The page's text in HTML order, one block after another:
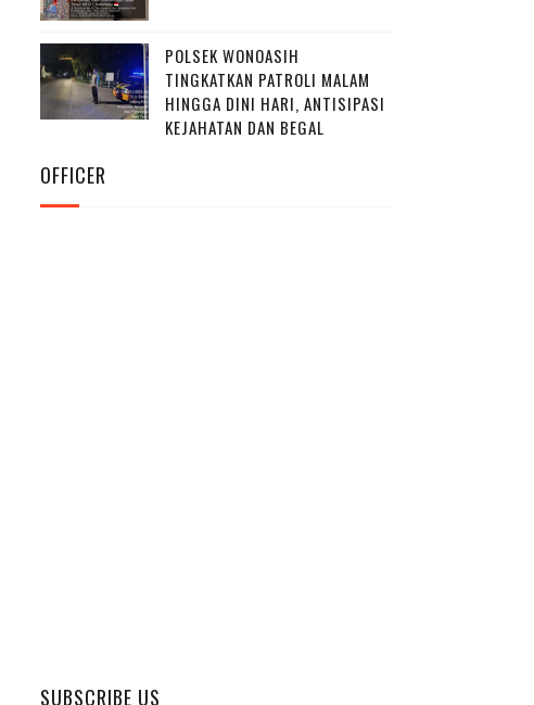
POLSEK WONOASIH
TINGKATKAN PATROLI MALAM
HINGGA DINI HARI, ANTISIPASI
KEJAHATAN DAN BEGAL
OFFICER
SUBSCRIBE US